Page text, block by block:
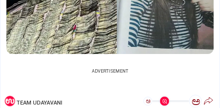
ADVERTISEMENT
TEAM UDAYAVANI ಅ ಅ